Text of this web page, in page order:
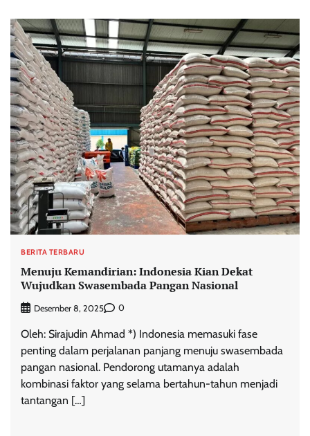
BERITA TERBARU
Menuju Kemandirian: Indonesia Kian Dekat
Wujudkan Swasembada Pangan Nasional
Desember 8, 2025 0
Oleh: Sirajudin Ahmad *) Indonesia memasuki fase
penting dalam perjalanan panjang menuju swasembada
pangan nasional. Pendorong utamanya adalah
kombinasi faktor yang selama bertahun-tahun menjadi
tantangan […]